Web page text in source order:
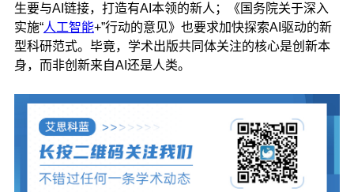
生要与AI链接，打造有AI本领的新人；《国务院关于深入
实施“人工智能+”行动的意见》也要求加快探索AI驱动的新
型科研范式。毕竟，学术出版共同体关注的核心是创新本
身，而非创新来自AI还是人类。